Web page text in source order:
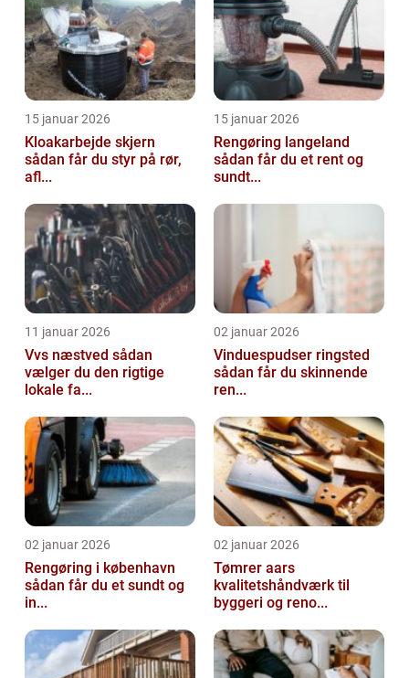
15 januar 2026
Kloakarbejde skjern
sådan får du styr på rør,
afl...
15 januar 2026
Rengøring langeland
sådan får du et rent og
sundt...
11 januar 2026
Vvs næstved sådan
vælger du den rigtige
lokale fa...
02 januar 2026
Vinduespudser ringsted
sådan får du skinnende
ren...
02 januar 2026
Rengøring i københavn
sådan får du et sundt og
in...
02 januar 2026
Tømrer aars
kvalitetshåndværk til
byggeri og reno...